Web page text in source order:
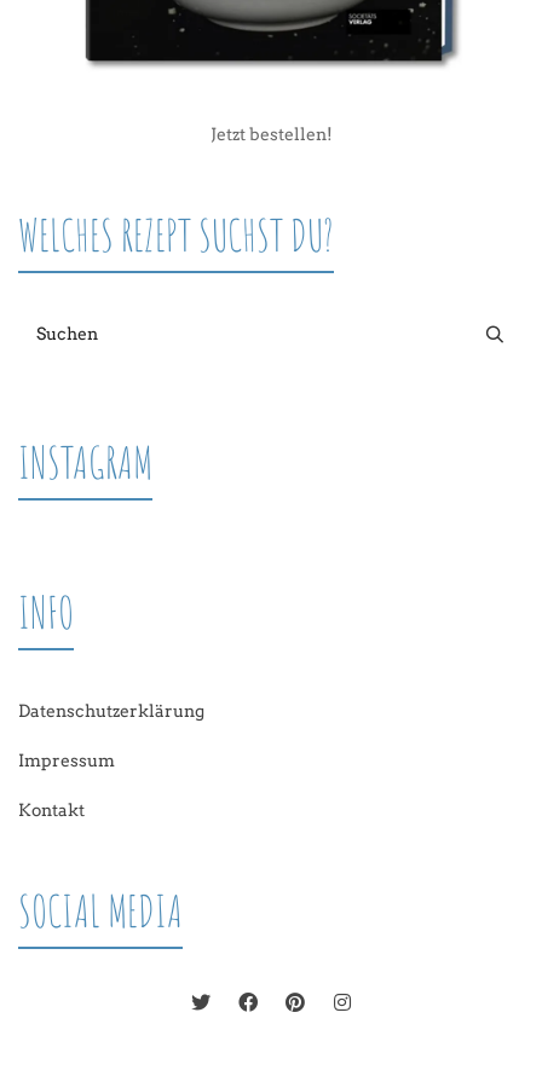
Jetzt bestellen!
WELCHES REZEPT SUCHST DU?
INSTAGRAM
INFO
Datenschutzerklärung
Impressum
Kontakt
SOCIAL MEDIA